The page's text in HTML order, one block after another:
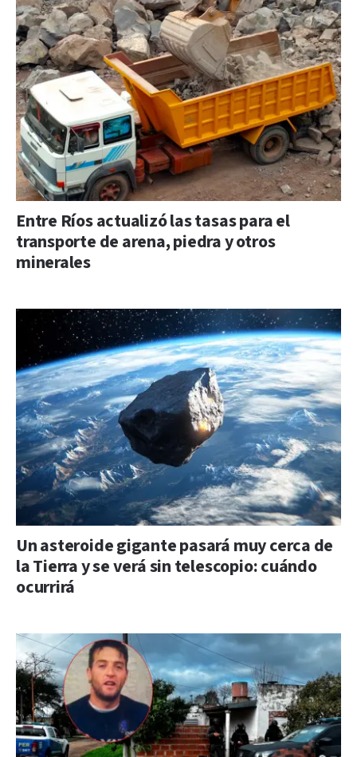
Entre Ríos actualizó las tasas para el
transporte de arena, piedra y otros
minerales
Un asteroide gigante pasará muy cerca de
la Tierra y se verá sin telescopio: cuándo
ocurrirá